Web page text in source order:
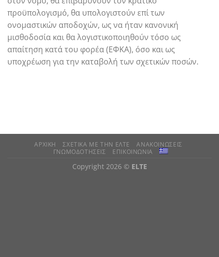
προϋπολογισμό, θα υπολογιστούν επί των
ονομαστικών αποδοχών, ως να ήταν κανονική
μισθοδοσία και θα λογιστικοποιηθούν τόσο ως
απαίτηση κατά του φορέα (ΕΦΚΑ), όσο και ως
υποχρέωση για την καταβολή των σχετικών ποσών.
ΑΡΧΙΚΗ ΣΧΕΤΙΚΑ ΜΕ ΤΗΝ ΕΛΤΕ
ΑΝΑΚΟΙΝΩΣΕΙΣ
ΓΝΩΜΟΔΟΤΗΣΕΙΣ
ΕΠΙΚΟΙΝΩΝΙΑ
Copyright 2026 © ELTE